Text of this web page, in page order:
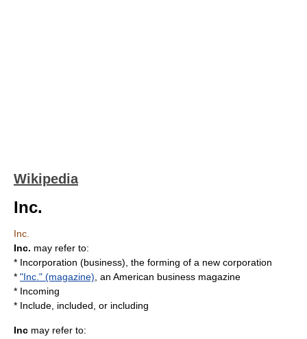
Wikipedia
Inc.
Inc.
Inc. may refer to:
* Incorporation (business) , the forming of a new corporation
* "Inc." (magazine) , an American business magazine
* Incoming
* Include, included, or including
Inc may refer to: